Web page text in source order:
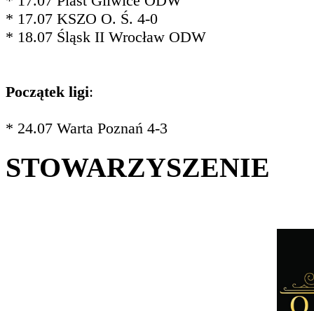
* 17.07 KSZO O. Ś. 4-0
* 18.07 Śląsk II Wrocław ODW
Początek ligi:
* 24.07 Warta Poznań 4-3
STOWARZYSZENIE